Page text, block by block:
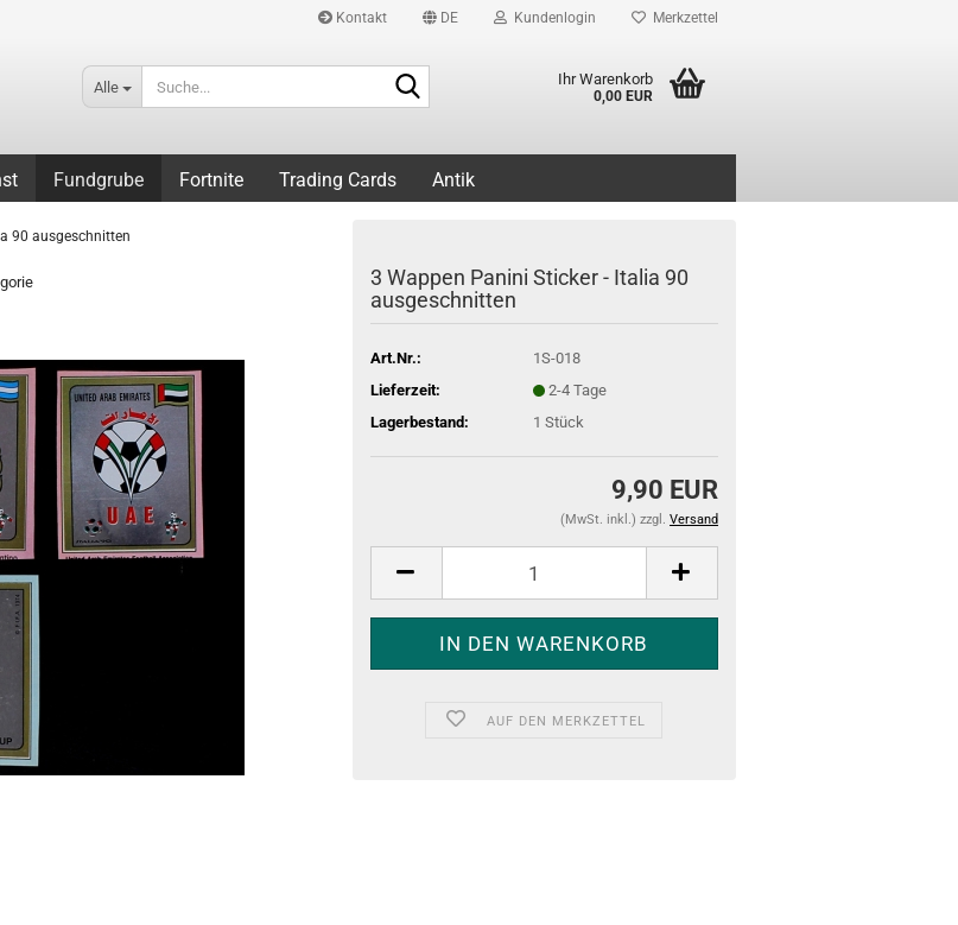
Kontakt DE Kundenlogin Merkzettel
Alle Ihr Warenkorb
0,00 EUR
Fundgrube Fortnite Trading Cards Antik
90 ausgeschnitten
3 Wappen Panini Sticker - Italia 90
ausgeschnitten
Art.Nr.:
1S-018
Lieferzeit:
2-4 Tage
Lagerbestand:
1 Stück
9,90 EUR
(MwSt. inkl.) zzgl. Versand
AUF DEN MERKZETTEL